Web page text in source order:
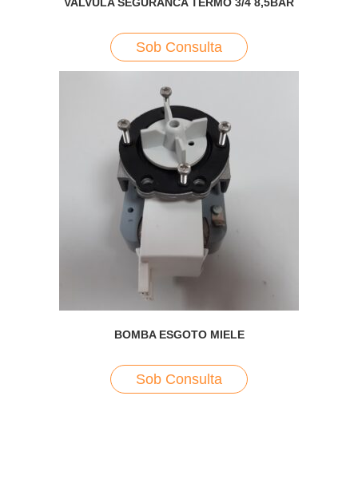
Sob Consulta
BOMBA ESGOTO MIELE
Sob Consulta